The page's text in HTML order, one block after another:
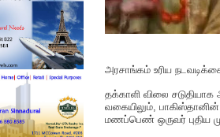
அரசாங்கம் உரிய
தக்காளி விலை
வகையிலும்,
மணப்பெண் ஒருவர் புதிய